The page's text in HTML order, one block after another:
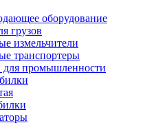
оборудование
грузов
измельчители
транспортеры
для промышленности